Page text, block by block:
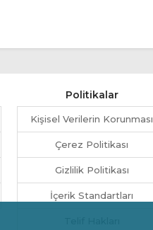
Politikalar
Kişisel Verilerin Korunması
Çerez Politikası
Gizlilik Politikası
İçerik Standartları